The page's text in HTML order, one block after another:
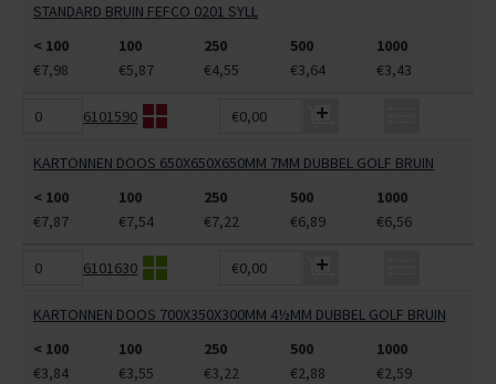
STANDARD BRUIN FEFCO 0201 SYLL
< 100
100 250 500
1000
€7,98
€5,87 €4,55 €3,64 €3,43
6101590 €0,00
KARTONNEN DOOS 650X650X650MM 7MM DUBBEL GOLF BRUIN
< 100
100 250 500
1000
€7,87
€7,54 €7,22 €6,89 €6,56
6101630 €0,00
KARTONNEN DOOS 700X350X300MM 4½MM DUBBEL GOLF BRUIN
< 100
100 250 500
1000
€3,84
€3,55 €3,22 €2,88 €2,59